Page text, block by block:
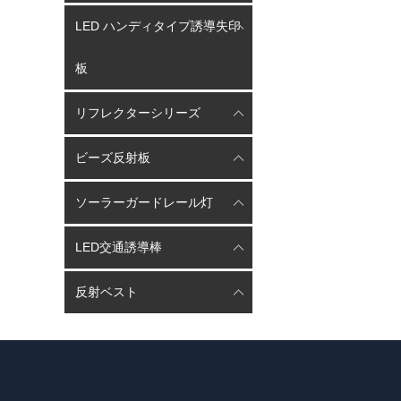
LED ハンディタイプ誘導失印
板
リフレクターシリーズ
ビーズ反射板
ソーラーガードレール灯
LED交通誘導棒
反射ベスト